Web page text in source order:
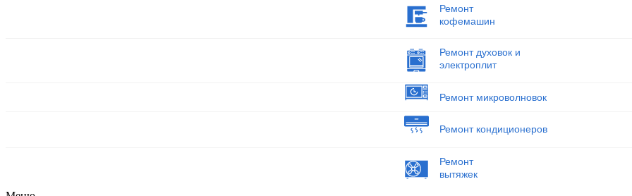
Ремонт
кофемашин
Ремонт духовок и
электроплит
Ремонт микроволновок
Ремонт кондиционеров
Ремонт
вытяжек